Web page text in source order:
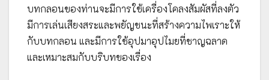
บทกลอนของท่านจะมีการใช้เครื่องโคลงสัมผัสที่ลงตัว
มีการเล่นเสียงสระและพยัญชนะที่สร้างความไพเราะให้
กับบทกลอน และมีการใช้อุปมาอุปไมยที่ชาญฉลาด
และเหมาะสมกับบริบทของเรื่อง